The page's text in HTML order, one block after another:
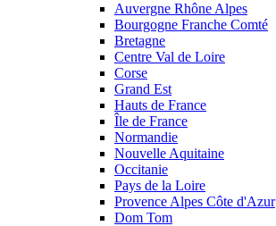
Auvergne Rhône Alpes
Bourgogne Franche Comté
Bretagne
Centre Val de Loire
Corse
Grand Est
Hauts de France
Île de France
Normandie
Nouvelle Aquitaine
Occitanie
Pays de la Loire
Provence Alpes Côte d'Azur
Dom Tom